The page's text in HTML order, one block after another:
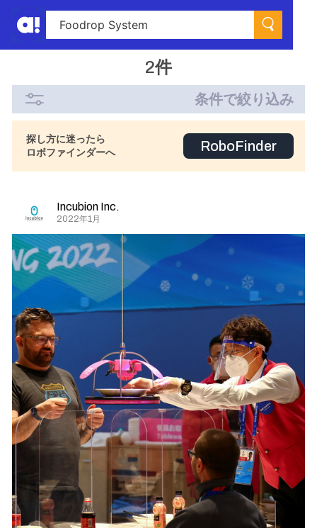
2件
条件で絞り込み
探し方に迷ったら
ロボファインダーへ
RoboFinder
Incubion Inc.
2022年1月